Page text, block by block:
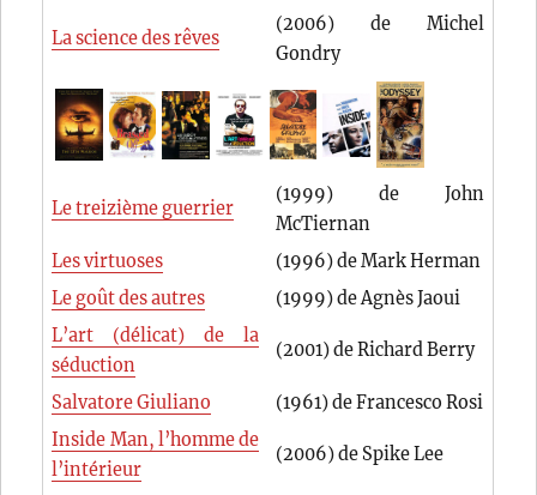
La science des rêves
(2006) de Michel
Gondry
Le treizième guerrier
(1999) de John
McTiernan
Les virtuoses
(1996) de Mark Herman
Le goût des autres
(1999) de Agnès Jaoui
L’art (délicat) de la
séduction
(2001) de Richard Berry
Salvatore Giuliano
(1961) de Francesco Rosi
Inside Man, l’homme de
l’intérieur
(2006) de Spike Lee